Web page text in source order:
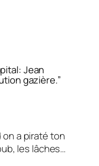
Jean
gazière.”
a piraté ton
les lâches…